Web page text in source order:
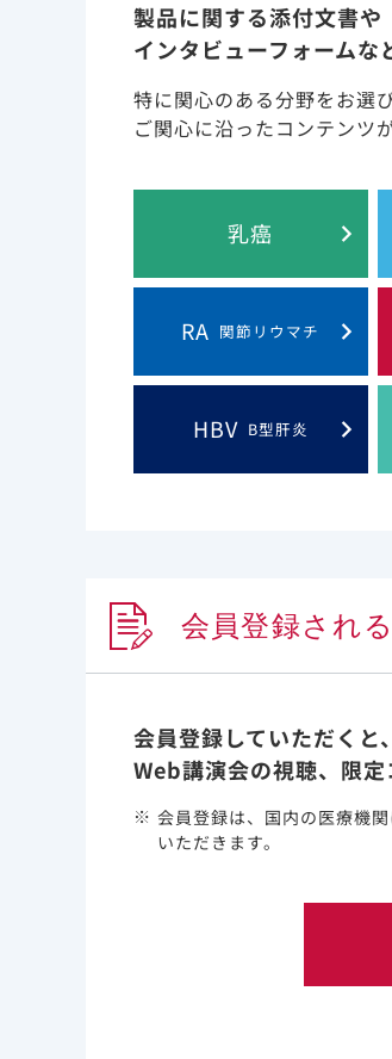
PDF
イエスカルタ患者紹介用フォーム
先生方向けに患者紹介用フォー
PDF
イエスカルタによる治療をうける
していただきたい副作用などを
製品に関する添付文書や
インタビューフォームな
特に関心のある分野をお選
ご関心に沿ったコンテンツ
乳癌
RA 関節リウマチ
HBV B型肝炎
会員登録され
会員登録していただくと
Web講演会の視聴、限定
会員登録は、国内の医療機
いただきます。